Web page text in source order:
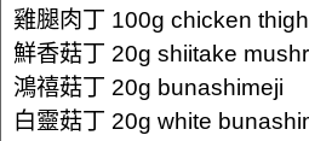
雞腿肉丁 100g chicken thigh
鮮香菇丁 20g shiitake
鴻禧菇丁 20g bunashimeji
白靈菇丁 20g white